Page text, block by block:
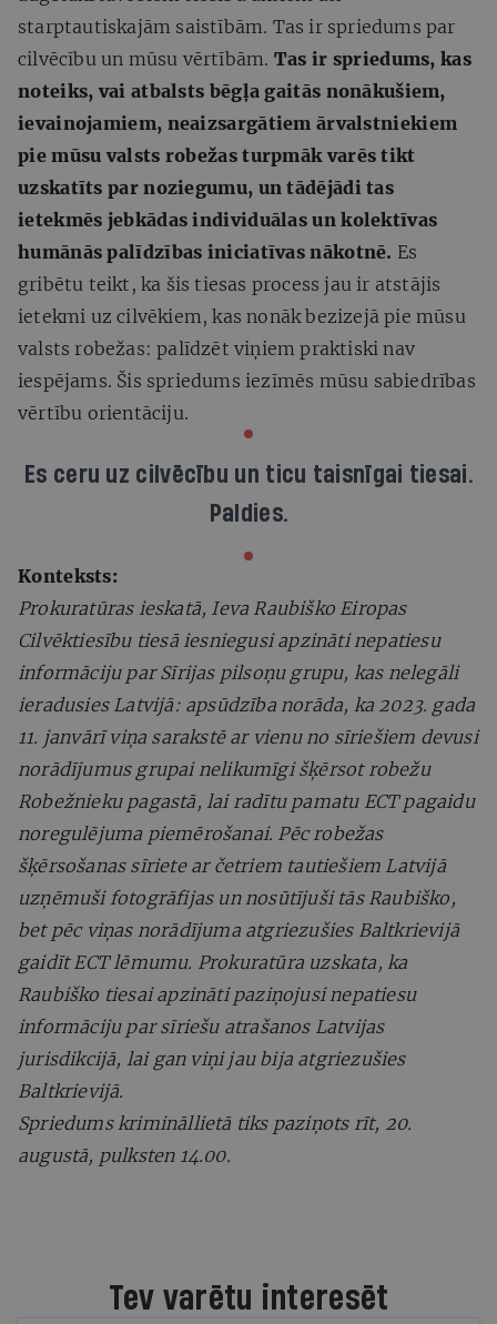
starptautiskajām saistībām. Tas ir spriedums par
cilvēcību un mūsu vērtībām. Tas ir spriedums, kas
noteiks, vai atbalsts bēgļa gaitās nonākušiem,
ievainojamiem, neaizsargātiem ārvalstniekiem
pie mūsu valsts robežas turpmāk varēs tikt
uzskatīts par noziegumu, un tādējādi tas
ietekmēs jebkādas individuālas un kolektīvas
humānās palīdzības iniciatīvas nākotnē. Es
gribētu teikt, ka šis tiesas process jau ir atstājis
ietekmi uz cilvēkiem, kas nonāk bezizejā pie mūsu
valsts robežas: palīdzēt viņiem praktiski nav
iespējams. Šis spriedums iezīmēs mūsu sabiedrības
vērtību orientāciju.
Es ceru uz cilvēcību un ticu taisnīgai tiesai.
Paldies.
Konteksts:
Prokuratūras ieskatā, Ieva Raubiško Eiropas
Cilvēktiesību tiesā iesniegusi apzināti nepatiesu
informāciju par Sīrijas pilsoņu grupu, kas nelegāli
ieradusies Latvijā: apsūdzība norāda, ka 2023. gada
11. janvārī viņa sarakstē ar vienu no sīriešiem devusi
norādījumus grupai nelikumīgi šķērsot robežu
Robežnieku pagastā, lai radītu pamatu ECT pagaidu
noregulējuma piemērošanai. Pēc robežas
šķērsošanas sīriete ar četriem tautiešiem Latvijā
uzņēmuši fotogrāfijas un nosūtījuši tās Raubiško,
bet pēc viņas norādījuma atgriezušies Baltkrievijā
gaidīt ECT lēmumu. Prokuratūra uzskata, ka
Raubiško tiesai apzināti paziņojusi nepatiesu
informāciju par sīriešu atrašanos Latvijas
jurisdikcijā, lai gan viņi jau bija atgriezušies
Baltkrievijā.
Spriedums krimināllietā tiks paziņots rīt, 20.
augustā, pulksten 14.00.
Tev varētu interesēt